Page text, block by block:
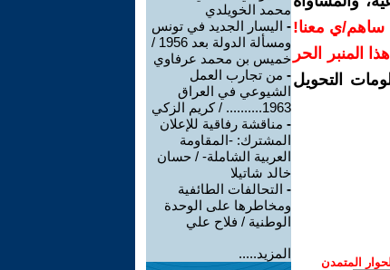
ساهم/ي معنا!
المنبر الحر
التحويل
المتمدن
محمد الخويلدي
- اليسار الجديد في تونس
ومسألة الدولة بعد 1956 /
خميس بن محمد عرفاوي
- من تجارب العمل
الشيوعي في العراق
1963.......... / كريم الزكي
- مناقشة رفاقية للإعلان
المشترك: -المقاومة
العربية الشاملة- / حسان
خالد شاتيلا
- التحالفات الطائفية
ومخاطرها على الوحدة
الوطنية / فلاح علي
المزيد.....